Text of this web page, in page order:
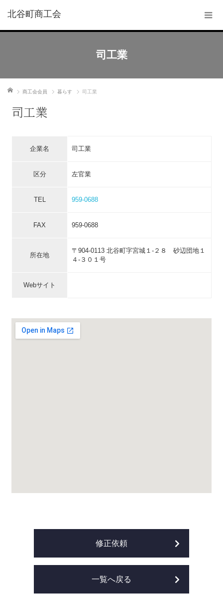
北谷町商工会
司工業
ホーム 商工会会員 暮らす 司工業
司工業
企業名 司工業
区分 左官業
TEL 959-0688
FAX 959-0688
所在地
〒904-0113 北谷町字宮城１-２８ 砂辺団地１
４-３０１号
Webサイト
修正依頼
一覧へ戻る